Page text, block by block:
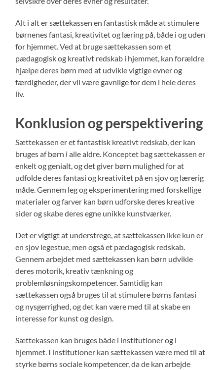
Alt i alt er sættekassen en fantastisk måde at stimulere
børnenes fantasi, kreativitet og læring på, både i og uden
for hjemmet. Ved at bruge sættekassen som et
pædagogisk og kreativt redskab i hjemmet, kan forældre
hjælpe deres børn med at udvikle vigtige evner og
færdigheder, der vil være gavnlige for dem i hele deres
liv.
Konklusion og perspektivering
Sættekassen er et fantastisk kreativt redskab, der kan
bruges af børn i alle aldre. Konceptet bag sættekassen er
enkelt og genialt, og det giver børn mulighed for at
udfolde deres fantasi og kreativitet på en sjov og lærerig
måde. Gennem leg og eksperimentering med forskellige
materialer og farver kan børn udforske deres kreative
sider og skabe deres egne unikke kunstværker.
Det er vigtigt at understrege, at sættekassen ikke kun er
en sjov legestue, men også et pædagogisk redskab.
Gennem arbejdet med sættekassen kan børn udvikle
deres motorik, kreativ tænkning og
problemløsningskompetencer. Samtidig kan
sættekassen også bruges til at stimulere børns fantasi
og nysgerrighed, og det kan være med til at skabe en
interesse for kunst og design.
Sættekassen kan bruges både i institutioner og i
hjemmet. I institutioner kan sættekassen være med til at
styrke børns sociale kompetencer, da de kan arbejde